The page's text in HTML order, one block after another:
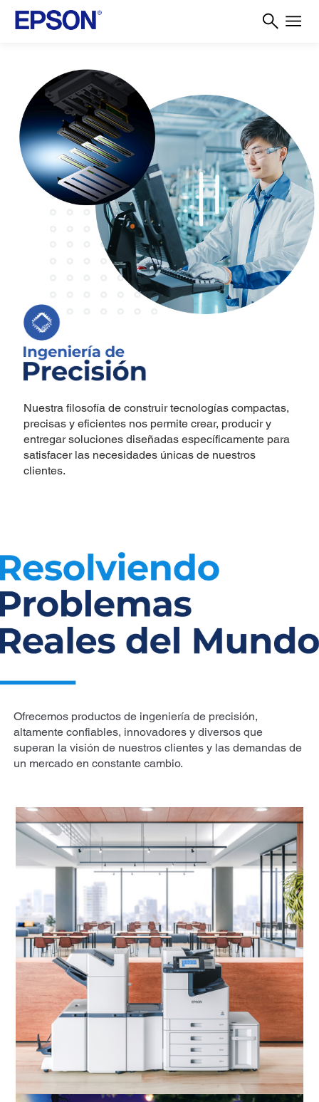
Nuestra filosofía de construir tecnologías compactas,
precisas y eficientes nos permite crear, producir y
entregar soluciones diseñadas específicamente para
satisfacer las necesidades únicas de nuestros
clientes.
Ofrecemos productos de ingeniería de precisión,
altamente confiables, innovadores y diversos que
superan la visión de nuestros clientes y las demandas de
un mercado en constante cambio.